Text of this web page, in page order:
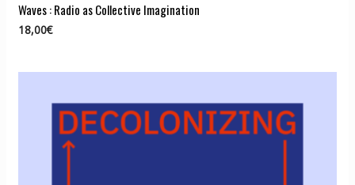
Waves : Radio as Collective Imagination
18,00€